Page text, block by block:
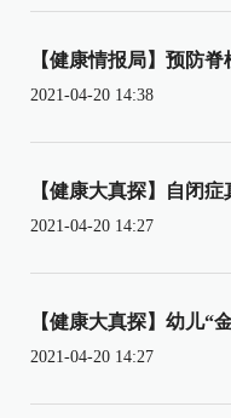
【健康情报局】预防
2021-04-20 14:38
【健康大真探】自闭
2021-04-20 14:27
【健康大真探】幼儿“
2021-04-20 14:27